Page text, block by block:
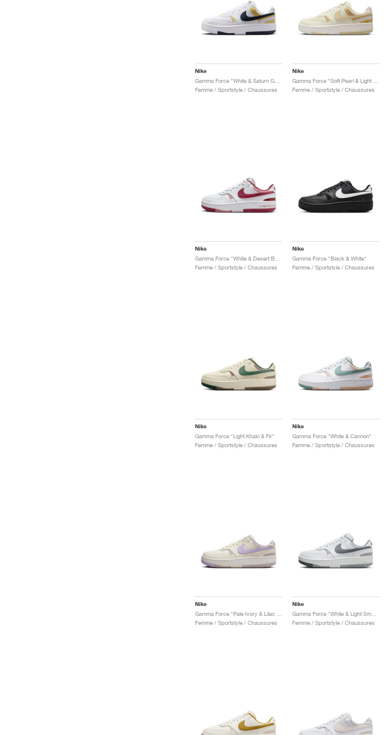
Nike
Femme / Sportstyle / Chaussures
Nike
Femme / Sportstyle / Chaussures
Nike
Femme / Sportstyle / Chaussures
Nike
Gamma Force "Black & White"
Femme / Sportstyle / Chaussures
Nike
Gamma Force "Light Khaki & Fir"
Femme / Sportstyle / Chaussures
Nike
Gamma Force "White & Cannon"
Femme / Sportstyle / Chaussures
Nike
Femme / Sportstyle / Chaussures
Nike
Gamma Force "White & Light Smoke Grey"
Femme / Sportstyle / Chaussures